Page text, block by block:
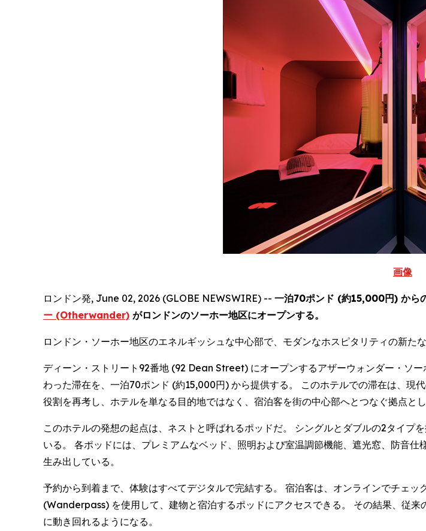
画像
ロンドン発, June 02, 2026 (GLOBE NEWSWIRE) -- 一泊70ポンド (約15,000円) から
ー (Otherwander) がロンドンのソーホー地区にオープンする。
ロンドン・ソーホー地区のエネルギッシュな中心部で、モダンなホスピタリティの新たな
ディーン・ストリート92番地 (92 Dean Street) にオープンするアザーウォンダー・ソ
わった滞在を、一泊70ポンド (約15,000円) から提供する。 このホテルでの滞在は、現
役割を再考し、ホテルを単なる目的地ではなく、宿泊客を街の中心部へとつなぐ拠点とし
このホテルの発想の起点は、ネストと呼ばれるポッドだ。 シングルとダブルの2タイプ
いる。 各ポッドには、プレミアムなベッド、照明および室温調節機能、遮光窓、防音
生み出している。
予約から到着まで、体験はすべてデジタルで完結する。 宿泊客は、オンラインでチェ
(Wanderpass) を使用して、建物と宿泊するポッドにアクセスできる。 その結果、従
に動き回れるようになる。